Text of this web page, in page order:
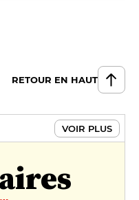
RETOUR EN HAUT
VOIR PLUS